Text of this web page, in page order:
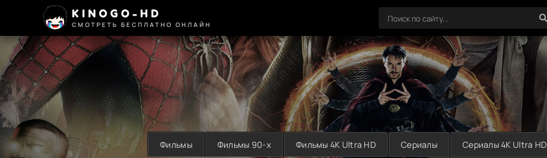
KINOGO-HD
СМОТРЕТЬ БЕСПЛАТНО ОНЛАЙН
Фильмы Фильмы 90-х Фильмы 4K Ultra HD Сериалы Сериалы 4K Ultra HD